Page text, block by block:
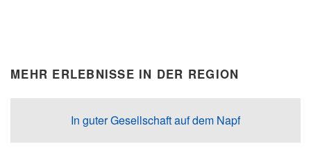
MEHR ERLEBNISSE IN DER REGION
In guter Gesellschaft auf dem Napf